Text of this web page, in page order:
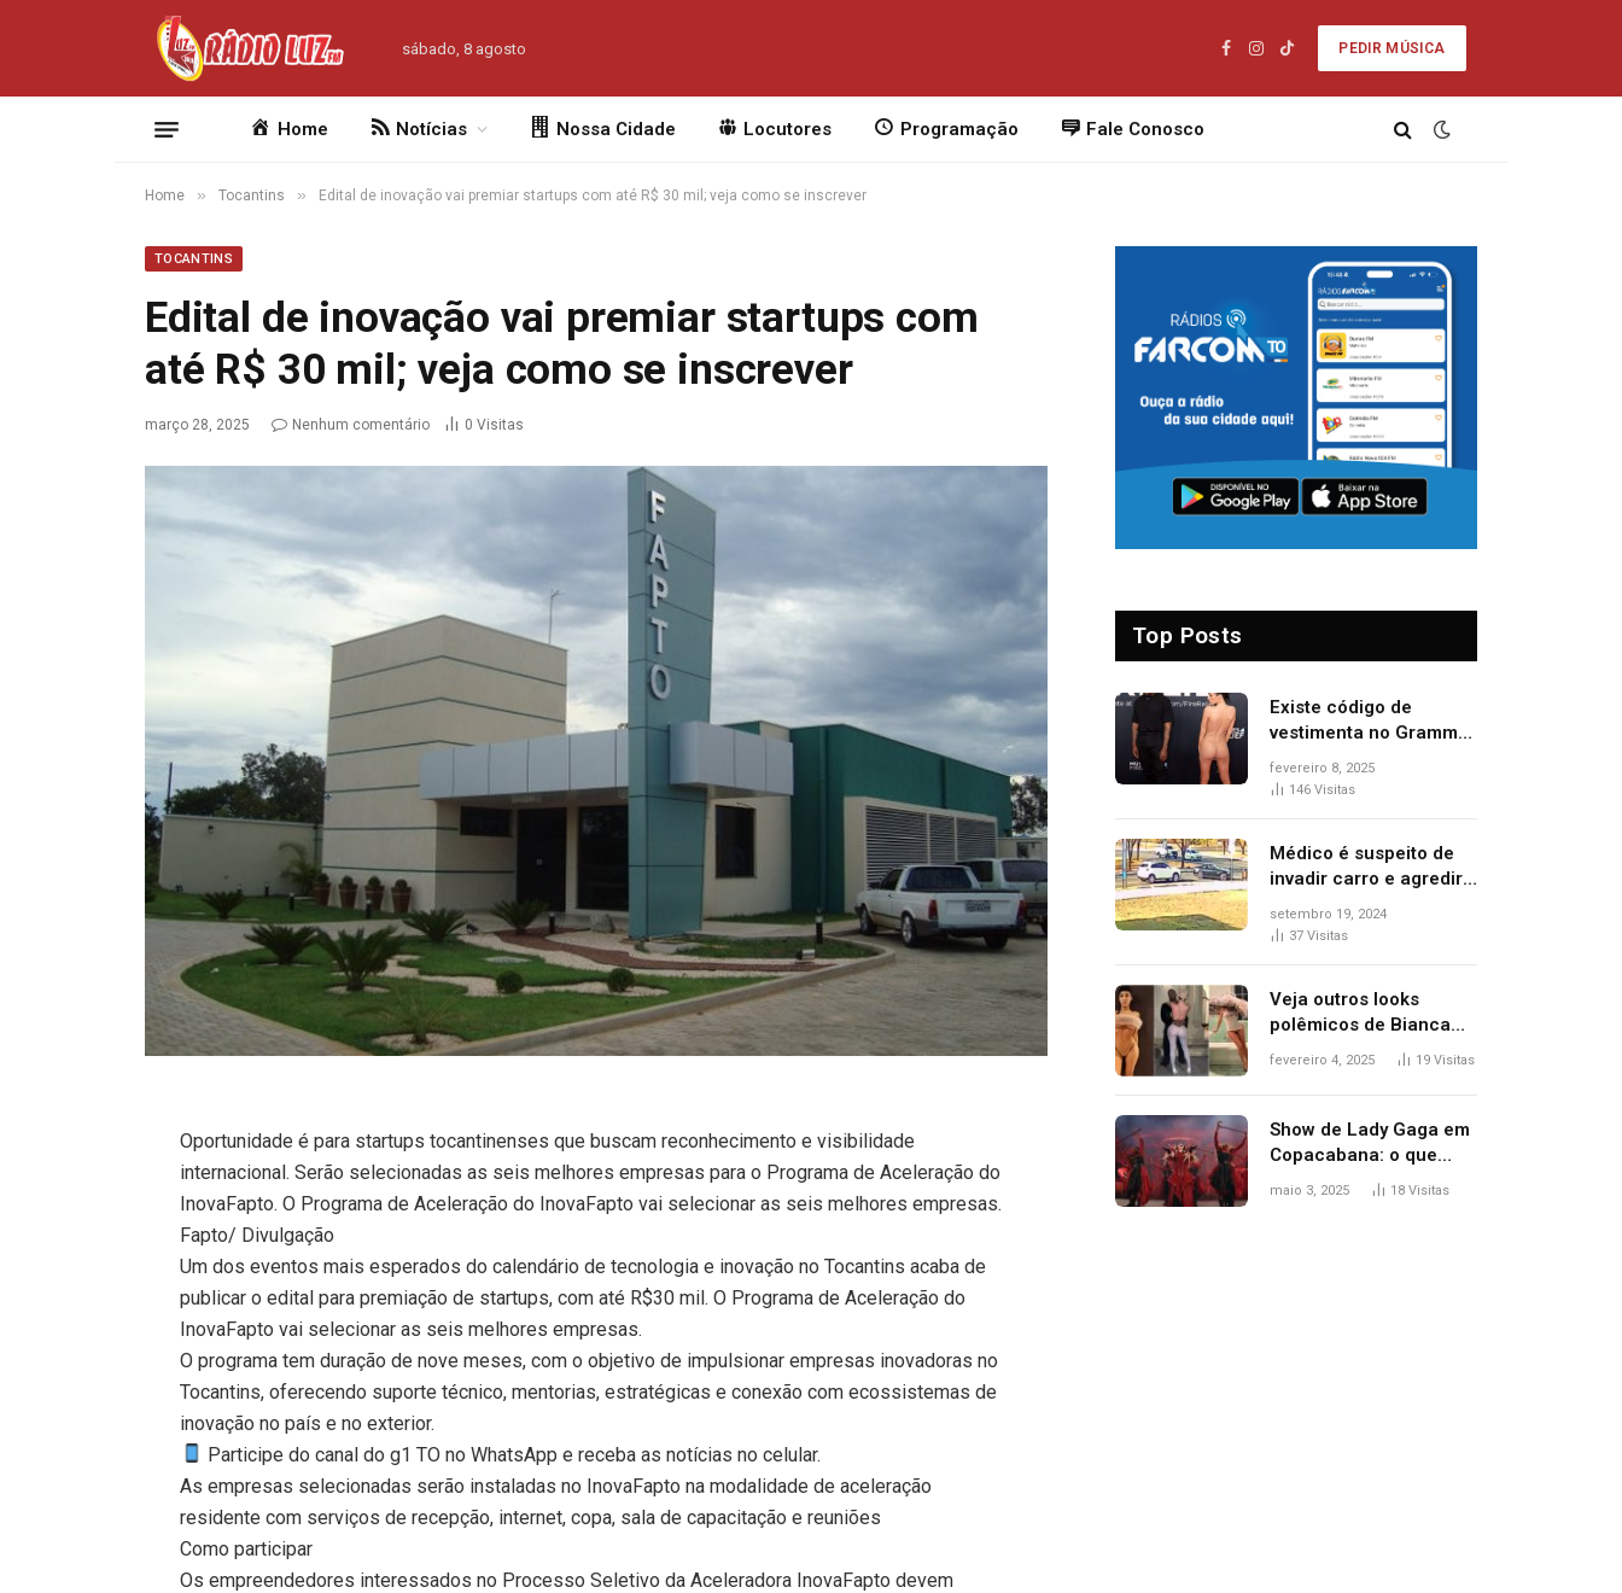
sábado, 8 agosto
Facebook
Instagram
TikTok
PEDIR MÚSICA
Home Notícias Nossa Cidade Locutores Programação Fale Conosco
Home » Tocantins » Edital de inovação vai premiar startups com até R$ 30 mil; veja como se inscrever
TOCANTINS
Edital de inovação vai premiar startups com
até R$ 30 mil; veja como se inscrever
março 28, 2025 Nenhum comentário 0 Visitas
Oportunidade é para startups tocantinenses que buscam reconhecimento e visibilidade
internacional. Serão selecionadas as seis melhores empresas para o Programa de Aceleração do
InovaFapto. O Programa de Aceleração do InovaFapto vai selecionar as seis melhores empresas.
Fapto/ Divulgação
Um dos eventos mais esperados do calendário de tecnologia e inovação no Tocantins acaba de
publicar o edital para premiação de startups, com até R$30 mil. O Programa de Aceleração do
InovaFapto vai selecionar as seis melhores empresas.
O programa tem duração de nove meses, com o objetivo de impulsionar empresas inovadoras no
Tocantins, oferecendo suporte técnico, mentorias, estratégicas e conexão com ecossistemas de
inovação no país e no exterior.
Participe do canal do g1 TO no WhatsApp e receba as notícias no celular.
As empresas selecionadas serão instaladas no InovaFapto na modalidade de aceleração
residente com serviços de recepção, internet, copa, sala de capacitação e reuniões
Como participar
Os empreendedores interessados no Processo Seletivo da Aceleradora InovaFapto devem
Top Posts
Existe código de
vestimenta no Grammy?
Questionamento surgiu
após Bianca Censori,
premiação
fevereiro 8, 2025
146 Visitas
Médico é suspeito de
invadir carro e agredir
delegado aposentado
durante confusão no
setembro 19, 2024
37 Visitas
Veja outros looks
polêmicos de Bianca
Censori, esposa de
Grammy 2025
fevereiro 4, 2025 19 Visitas
Show de Lady Gaga em
Copacabana: o que
esperar, horários,
maio 3, 2025 18 Visitas